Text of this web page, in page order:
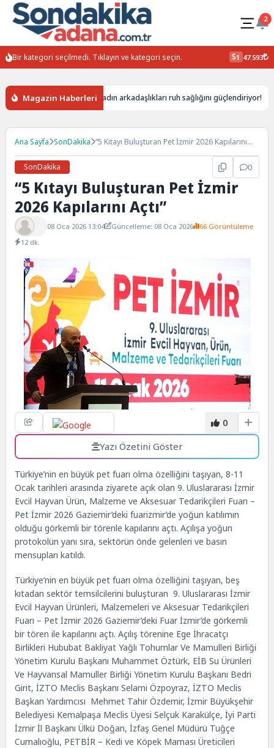
2
Bir kategori seçilmedi. Tıklayın ve kategori seçin. 1 47.593
Magazin Haberleri
bırakıyor Kadın arkadaşlıkları ruh sağlığını güçlendiriyor!
Ana Sayfa SonDakika “5 Kıtayı Buluşturan Pet İzmir 2026 Kapılarını
SonDakika
0
“5 Kıtayı Buluşturan Pet İzmir
2026 Kapılarını Açtı”
08 Oca 2026 13:04 Güncelleme: 08 Oca 2026
66 Görüntüleme
12 dk.
0
Yazı Özetini Göster
Türkiye’nin en büyük pet fuarı olma özelliğini taşıyan, 8-11
Ocak tarihleri arasında ziyarete açık olan 9. Uluslararası İzmir
Evcil Hayvan Ürün, Malzeme ve Aksesuar Tedarikçileri Fuarı –
Pet İzmir 2026 Gaziemir’deki fuarizmir’de yoğun katılımın
olduğu görkemli bir törenle kapılarını açtı. Açılışa yoğun
protokolün yanı sıra, sektörün önde gelenleri ve basın
mensupları katıldı.
Türkiye’nin en büyük pet fuarı olma özelliğini taşıyan, beş
kıtadan sektör temsilcilerini buluşturan 9. Uluslararası İzmir
Evcil Hayvan Ürünleri, Malzemeleri ve Aksesuar Tedarikçileri
Fuarı – Pet İzmir 2026 Gaziemir’deki Fuar İzmir’de görkemli
bir tören ile kapılarını açtı. Açılış törenine Ege İhracatçı
Birlikleri Hububat Bakliyat Yağlı Tohumlar Ve Mamulleri Birliği
Yönetim Kurulu Başkanı Muhammet Öztürk, EİB Su Ürünleri
Ve Hayvansal Mamuller Birliği Yönetim Kurulu Başkanı Bedri
Girit, İZTO Meclis Başkanı Selami Özpoyraz, İZTO Meclis
Başkan Yardımcısı Mehmet Tahir Özdemir, İzmir Büyükşehir
Belediyesi Kemalpaşa Meclis Üyesi Selçuk Karakülçe, İyi Parti
İzmir İl Başkanı Ülkü Doğan, İzfaş Genel Müdürü Tuğçe
Cumalıoğlu, PETBİR – Kedi ve Köpek Maması Üreticileri